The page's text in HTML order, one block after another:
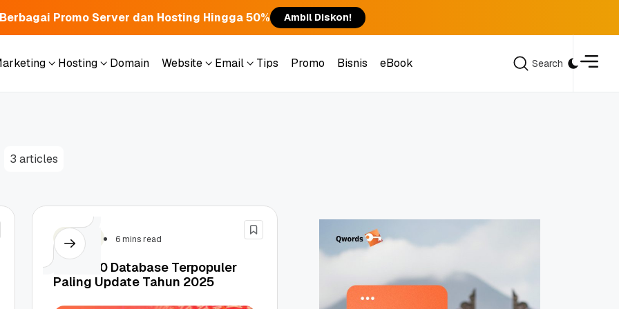
Promo Server dan Hosting Hingga 50% Ambil Diskon!
Hosting
Domain
Website
Email
Tips
Promo
Bisnis
eBook
Search
3 articles
Hosting 6 mins read
Daftar 10 Database Terpopuler
Paling Update Tahun 2025